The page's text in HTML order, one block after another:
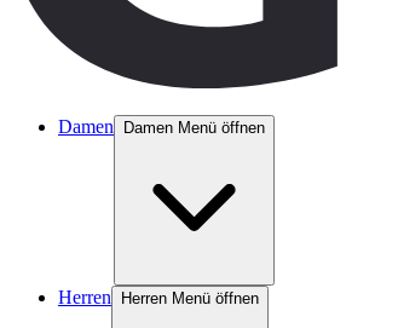
Damen Damen Menü öffnen
Herren Herren Menü öffnen